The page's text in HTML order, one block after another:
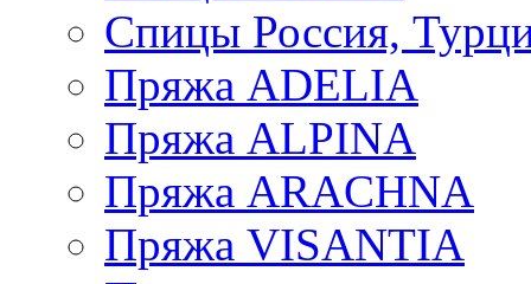
Спицы Россия,
Пряжа ADELIA
Пряжа ALPINA
Пряжа ARACHNA
Пряжа VISANTIA